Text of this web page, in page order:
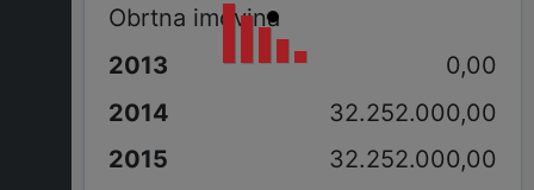
Obrtna imovina
0,00
32.252.000,00
32.252.000,00